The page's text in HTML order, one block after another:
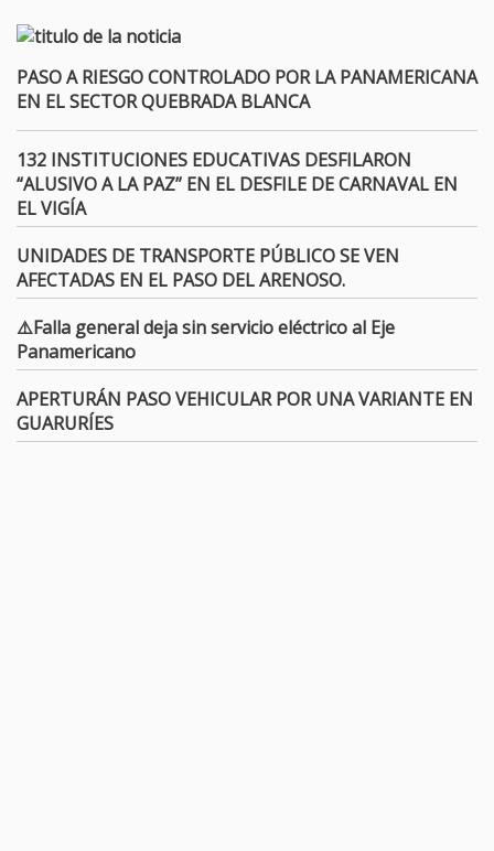
PASO A RIESGO CONTROLADO POR LA PANAMERICANA
EN EL SECTOR QUEBRADA BLANCA
132 INSTITUCIONES EDUCATIVAS DESFILARON
“ALUSIVO A LA PAZ” EN EL DESFILE DE CARNAVAL EN
EL VIGÍA
UNIDADES DE TRANSPORTE PÚBLICO SE VEN
AFECTADAS EN EL PASO DEL ARENOSO.
⚠️Falla general deja sin servicio eléctrico al Eje
Panamericano
APERTURÁN PASO VEHICULAR POR UNA VARIANTE EN
GUARURÍES